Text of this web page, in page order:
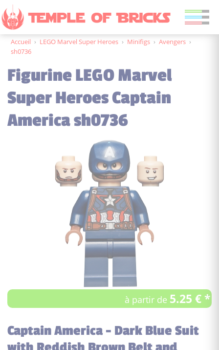
Accueil › LEGO Marvel Super Heroes › Minifigs › Avengers ›
sh0736
Figurine LEGO Marvel
Super Heroes Captain
America sh0736
à partir de 5.25 € *
Captain America - Dark Blue Suit